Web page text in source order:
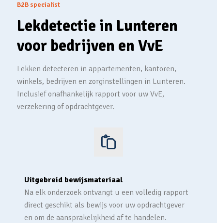
B2B specialist
Lekdetectie in Lunteren
voor bedrijven en VvE
Lekken detecteren in appartementen, kantoren,
winkels, bedrijven en zorginstellingen in Lunteren.
Inclusief onafhankelijk rapport voor uw VvE,
verzekering of opdrachtgever.
Uitgebreid bewijsmateriaal
Na elk onderzoek ontvangt u een volledig rapport
direct geschikt als bewijs voor uw opdrachtgever
en om de aansprakelijkheid af te handelen.